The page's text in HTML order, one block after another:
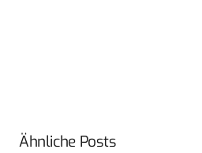
Ähnliche Posts